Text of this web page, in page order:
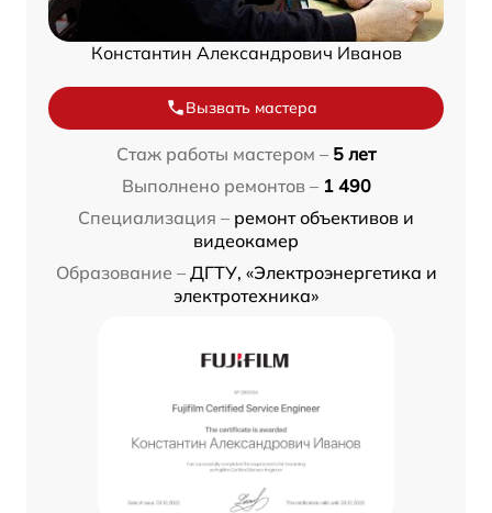
Константин Александрович Иванов
Вызвать мастера
Стаж работы мастером – 5 лет
Выполнено ремонтов – 1 490
Специализация – ремонт объективов и
видеокамер
Образование – ДГТУ, «Электроэнергетика и
электротехника»